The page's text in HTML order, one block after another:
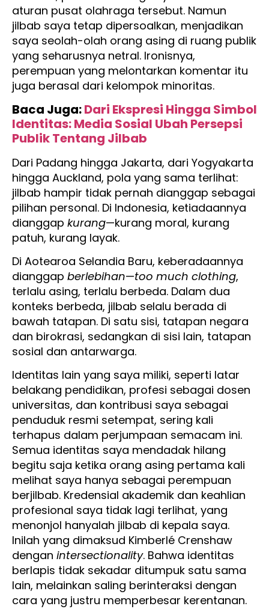
aturan pusat olahraga tersebut. Namun
jilbab saya tetap dipersoalkan, menjadikan
saya seolah-olah orang asing di ruang publik
yang seharusnya netral. Ironisnya,
perempuan yang melontarkan komentar itu
juga berasal dari kelompok minoritas.
Baca Juga:Dari Ekspresi Hingga Simbol
Identitas: Media Sosial Ubah Persepsi
Publik Tentang Jilbab
Dari Padang hingga Jakarta, dari Yogyakarta
hingga Auckland, pola yang sama terlihat:
jilbab hampir tidak pernah dianggap sebagai
pilihan personal. Di Indonesia, ketiadaannya
dianggap kurang—kurang moral, kurang
patuh, kurang layak.
Di Aotearoa Selandia Baru, keberadaannya
dianggap berlebihan—too much clothing,
terlalu asing, terlalu berbeda. Dalam dua
konteks berbeda, jilbab selalu berada di
bawah tatapan. Di satu sisi, tatapan negara
dan birokrasi, sedangkan di sisi lain, tatapan
sosial dan antarwarga.
Identitas lain yang saya miliki, seperti latar
belakang pendidikan, profesi sebagai dosen
universitas, dan kontribusi saya sebagai
penduduk resmi setempat, sering kali
terhapus dalam perjumpaan semacam ini.
Semua identitas saya mendadak hilang
begitu saja ketika orang asing pertama kali
melihat saya hanya sebagai perempuan
berjilbab. Kredensial akademik dan keahlian
profesional saya tidak lagi terlihat, yang
menonjol hanyalah jilbab di kepala saya.
Inilah yang dimaksud Kimberlé Crenshaw
dengan intersectionality. Bahwa identitas
berlapis tidak sekadar ditumpuk satu sama
lain, melainkan saling berinteraksi dengan
cara yang justru memperbesar kerentanan.